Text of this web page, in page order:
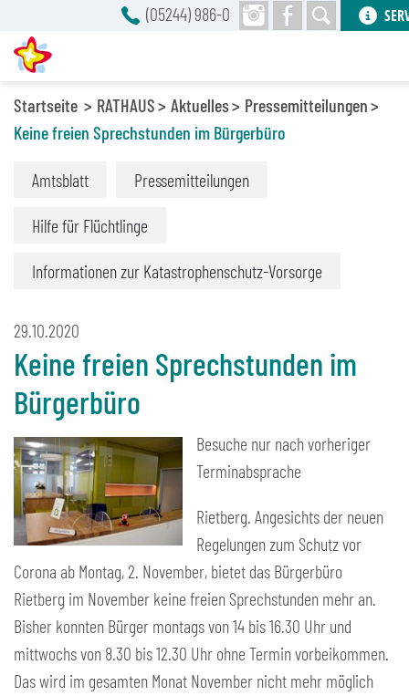
Startseite RATHAUS Aktuelles
Pressemitteilungen
Keine freien Sprechstunden im Bürgerbüro
Amtsblatt Pressemitteilungen
Hilfe für Flüchtlinge
Informationen zur Katastrophenschutz-Vorsorge
29.10.2020
Keine freien Sprechstunden im
Bürgerbüro
Besuche nur nach vorheriger
Terminabsprache
Rietberg. Angesichts der neuen
Regelungen zum Schutz vor
Corona ab Montag, 2. November, bietet das Bürgerbüro
Rietberg im November keine freien Sprechstunden mehr an.
Bisher konnten Bürger montags von 14 bis 16.30 Uhr und
mittwochs von 8.30 bis 12.30 Uhr ohne Termin vorbeikommen.
Das wird im gesamten Monat November nicht mehr möglich
(05244) 986-0